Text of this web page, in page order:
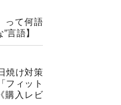
って何語
言語】
焼け対策
フィット
購入レビ